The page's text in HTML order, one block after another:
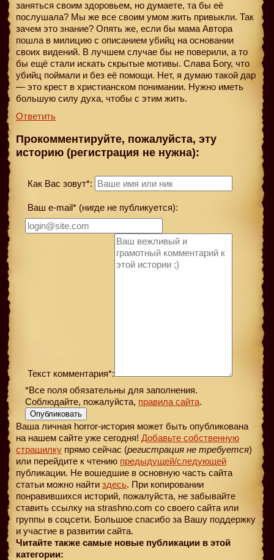
заняться своим здоровьем, но думаете, та бы её
послушала? Мы же все своим умом жить привыкли. Так
зачем это знание? Опять же, если бы мама Автора
пошла в милицию с описанием убийц на основании
своих видений. В лучшем случае бы не поверили, а то
бы ещё стали искать скрытые мотивы. Слава Богу, что
убийц поймали и без её помощи. Нет, я думаю такой дар
— это крест в христианском понимании. Нужно иметь
большую силу духа, чтобы с этим жить.
Ответить
Прокомментируйте, пожалуйста, эту
историю (регистрация не нужна):
Как Вас зовут*:
Ваш e-mail* (нигде не публикуется):
Текст комментария*:
*Все поля обязательны для заполнения.
Соблюдайте, пожалуйста, правила сайта.
Опубликовать
Ваша личная horror-история может быть опубликована
на нашем сайте уже сегодня! Добавьте собственную
страшилку прямо сейчас (регистрация не требуется)
или перейдите к чтению предыдущей/следующей
публикации. Не вошедшие в основную часть сайта
статьи можно найти здесь. При копировании
понравившихся историй, пожалуйста, не забывайте
ставить ссылку на strashno.com со своего сайта или
группы в соцсети. Большое спасибо за Вашу поддержку
и участие в развитии сайта.
Читайте также самые новые публикации в этой
категории: